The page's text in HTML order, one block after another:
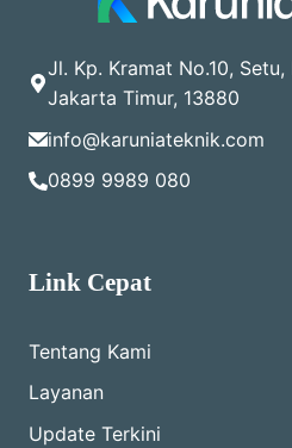
Jl. Kp. Kramat No.10,
Jakarta Timur, 13880
info@karuniateknik.com
0899 9989 080
Link Cepat
Tentang Kami
Layanan
Update Terkini